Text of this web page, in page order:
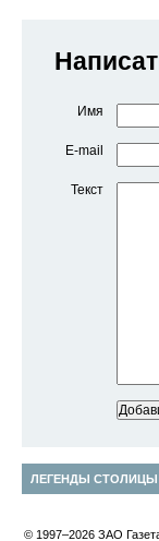
Имя
E-mail
Текст
ЛЕГЕНДЫ СТОЛИЦЫ
© 1997–2026 ЗАО